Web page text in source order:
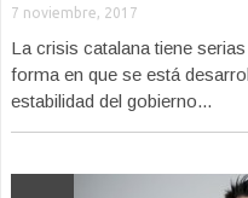
7 noviembre, 2017
La crisis catalana tiene
forma en que se está
estabilidad del gobierno...